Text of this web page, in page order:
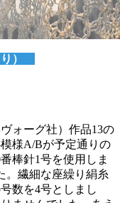
り）
ォーグ社）作品13の
様A/Bが予定通りの
棒針1号を使用しま
。繊細な座繰り絹糸
数を4号としまし